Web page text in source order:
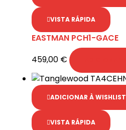
VISTA RÁPIDA
EASTMAN PCH1-GACE
459,00 €
ADICIONAR À WISHLIST
VISTA RÁPIDA